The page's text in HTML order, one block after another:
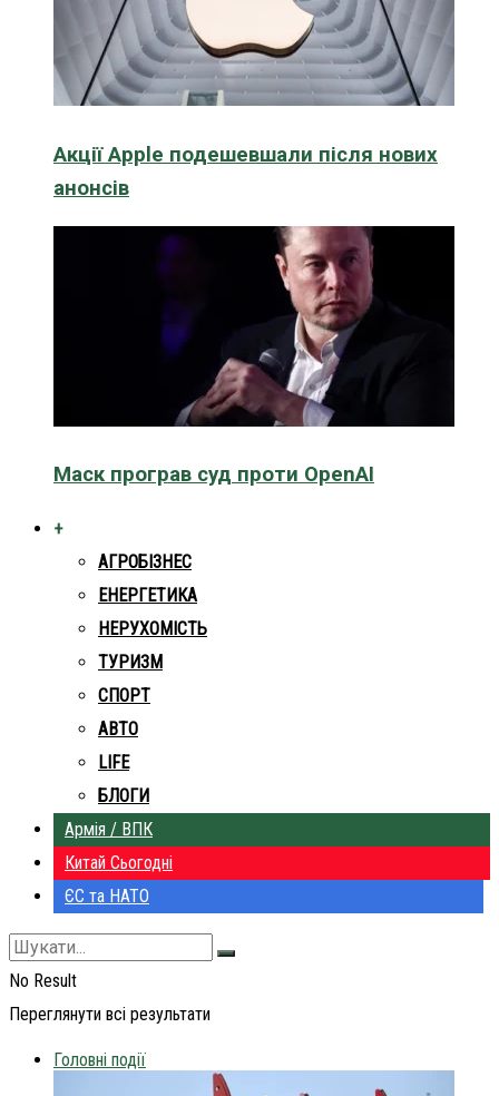
Акції Apple подешевшали після нових
анонсів
Маск програв суд проти OpenAI
+
АГРОБІЗНЕС
ЕНЕРГЕТИКА
НЕРУХОМІСТЬ
ТУРИЗМ
СПОРТ
АВТО
LIFE
БЛОГИ
Армія / ВПК
Китай Сьогодні
ЄС та НАТО
No Result
Переглянути всі результати
Головні події